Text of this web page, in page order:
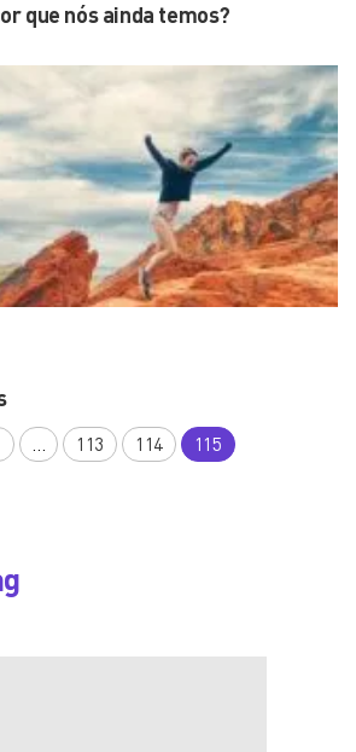
que nós ainda temos?
113 114 115